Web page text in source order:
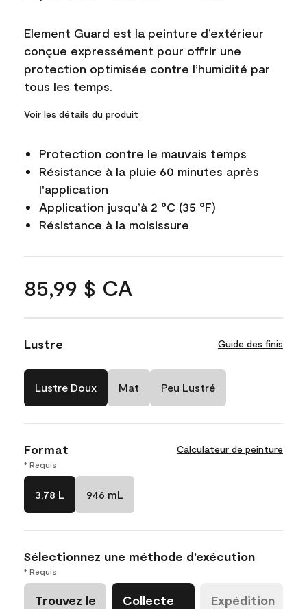
Element Guard est la peinture d’extérieur
conçue expressément pour offrir une
protection optimisée contre l’humidité par
tous les temps.
Voir les détails du produit
Protection contre le mauvais temps
Résistance à la pluie 60 minutes après
l'application
Application jusqu’à 2 °C (35 °F)
Résistance à la moisissure
85,99 $ CA
Lustre Guide des finis
Lustre Doux Mat Peu Lustré
Format Calculateur de peinture
* Requis
3,78 L 946 mL
Sélectionnez une méthode d’exécution
* Requis
Trouvez le
Collecte
Expédition